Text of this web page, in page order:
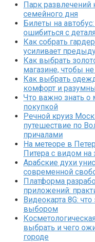
Парк развлечений
семейного дня
Билеты на
ошибиться с
Как собрать
усиливает
Как выбрать
магазине, чтобы
Как выбрать
комфорт и
Что важно знать о
покупкой
Речной круиз
путешествие по
причалами
На метеоре в
Питера с видом на
Арабские духи
современной
Платформа
приложений:
Видеокарта 8G:
выбором
выбрать и чего
городе